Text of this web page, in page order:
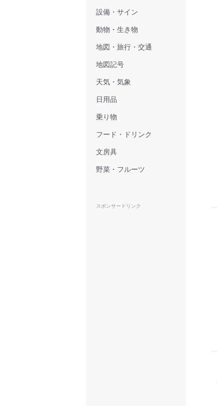
設備・サイン
動物・生き物
地図・旅行・交通
地図記号
天気・気象
日用品
乗り物
フード・ドリンク
文房具
野菜・フルーツ
スポンサードリンク